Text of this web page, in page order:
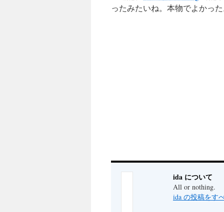
ったみたいね。本物でよかっ
ida について
All or nothing.
ida の投稿をす